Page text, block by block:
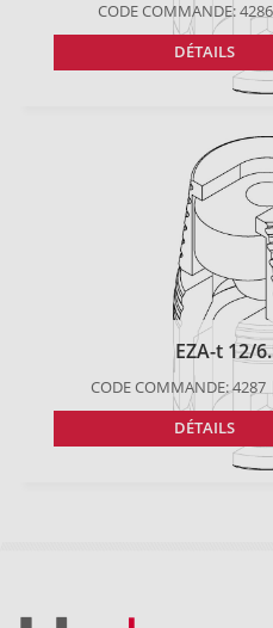
CODE COMMANDE:
DÉTAILS
EZA-t 12/
CODE COMMANDE: 4287
DÉTAILS